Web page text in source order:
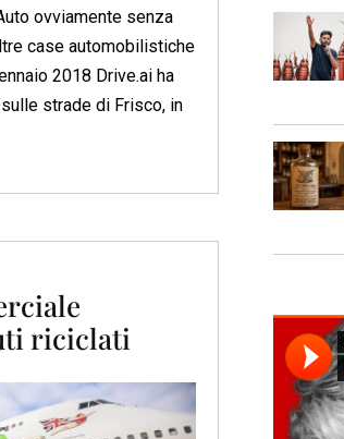
2
1
1
1
4
ovviamente senza
case automobilistiche
2018 Drive.ai ha
strade di Frisco, in
riciclati